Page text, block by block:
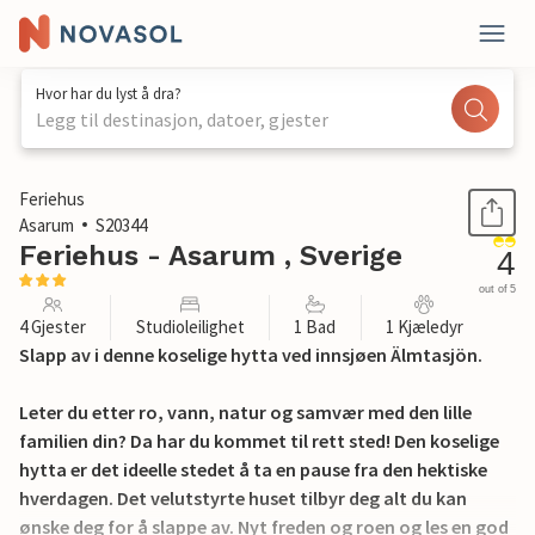
Hvor har du lyst å dra?
Legg til destinasjon, datoer, gjester
1 / 16
Feriehus
Asarum
S20344
Feriehus - Asarum , Sverige 4
out of 5
4 Gjester Studioleilighet 1 Bad 1 Kjæledyr
Slapp av i denne koselige hytta ved innsjøen Älmtasjön.
Leter du etter ro, vann, natur og samvær med den lille
familien din? Da har du kommet til rett sted! Den koselige
hytta er det ideelle stedet å ta en pause fra den hektiske
hverdagen. Det velutstyrte huset tilbyr deg alt du kan
ønske deg for å slappe av. Nyt freden og roen og les en god